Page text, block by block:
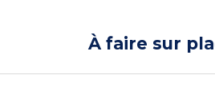
À faire sur